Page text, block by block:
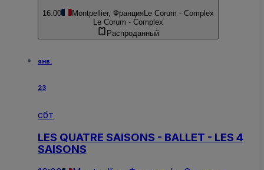
16:00 Montpellier, Франция Le Corum - Complex
Le Corum - Complex
Распроданный
янв.
23
сбт
LES QUATRE SAISONS - BALLET - LES 4
SAISONS